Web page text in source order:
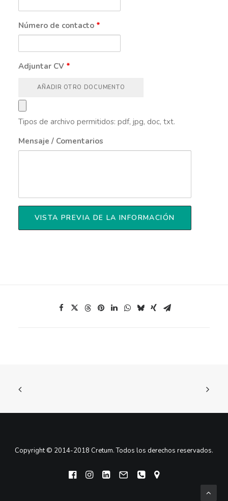
Número de contacto *
Adjuntar CV *
AÑADIR OTRO DOCUMENTO
Tipos de archivo permitidos: pdf, jpg, doc, txt.
Mensaje / Comentarios
Copyright © 2014-2018 Cretum. Todos los derechos reservados.